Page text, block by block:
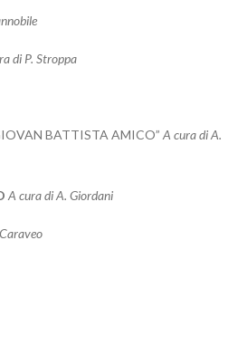
di P. Stroppa
BATTISTA AMICO” A cura di A.
A cura di A. Giordani